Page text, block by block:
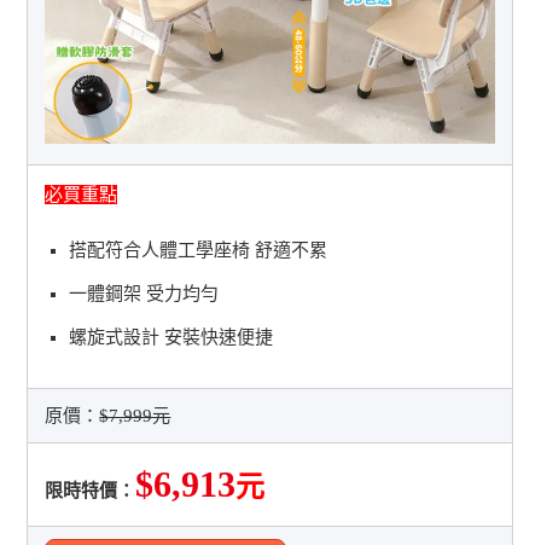
必買重點
搭配符合人體工學座椅 舒適不累
一體鋼架 受力均勻
螺旋式設計 安裝快速便捷
原價：$7,999元
限時特價： $6,913元